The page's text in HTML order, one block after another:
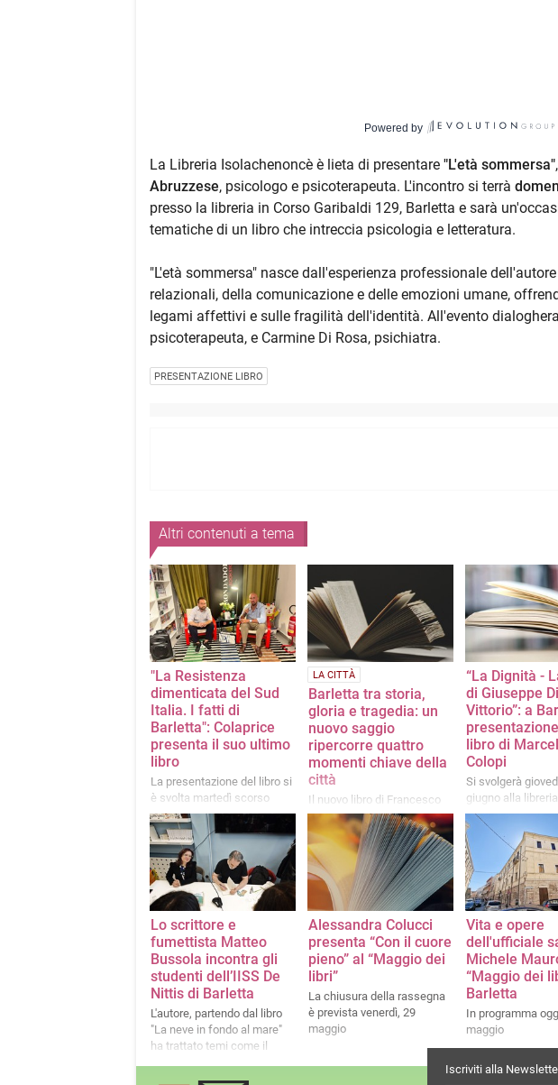
Powered by
La Libreria Isolachenoncè è lieta di presentare "L'età sommersa"
Abruzzese, psicologo e psicoterapeuta. L'incontro si terrà
presso la libreria in Corso Garibaldi 129, Barletta e sarà
tematiche di un libro che intreccia psicologia e letteratura.
"L'età sommersa" nasce dall'esperienza professionale
relazionali, della comunicazione e delle emozioni umane,
legami affettivi e sulle fragilità dell'identità. All'evento
psicoterapeuta, e Carmine Di Rosa, psichiatra.
PRESENTAZIONE LIBRO
Altri contenuti a tema
"La Resistenza
dimenticata del Sud
Italia. I fatti di
Barletta": Colaprice
presenta il suo ultimo
libro
La presentazione del libro si
è svolta martedì scorso
presso la libreria Mondadori
LA CITTÀ
Barletta tra storia,
gloria e tragedia: un
nuovo saggio
ripercorre quattro
momenti chiave della
città
Il nuovo libro di Francesco
Pinto intitolato "Di Sangue e
d’Oro. Quattro tappe nella
storia di Barletta”
“La Dignità -
di Giuseppe Di
Vittorio”: a
libro di
Colopi
Si svolgerà
giugno alla libreria
Mondadori
Lo scrittore e
fumettista Matteo
Bussola incontra gli
studenti dell’IISS De
Nittis di Barletta
L'autore, partendo dal libro
"La neve in fondo al mare"
ha trattato temi come il
e la fragilità
Alessandra Colucci
presenta “Con il cuore
pieno” al “Maggio dei
libri”
La chiusura della rassegna
è prevista venerdì, 29
maggio
Vita e opere
dell'ufficiale
Michele
“Maggio dei
Barletta
In programma
maggio
Iscriviti alla